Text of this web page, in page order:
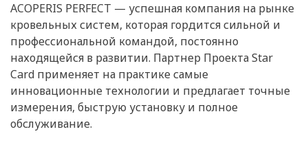
ACOPERIS PERFECT — успешная компания на рынке
кровельных систем, которая гордится сильной и
профессиональной командой, постоянно
находящейся в развитии. Партнер Проекта Star
Card применяет на практике самые
инновационные технологии и предлагает точные
измерения, быструю установку и полное
обслуживание.